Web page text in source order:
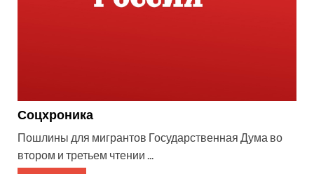
Соцхроника
Пошлины для мигрантов Государственная Дума во
втором и третьем чтении ...